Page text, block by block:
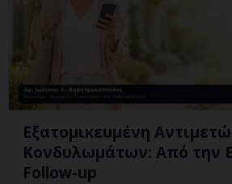
Εξατομικευμένη
Κονδυλωμάτων: Από την
Follow-up